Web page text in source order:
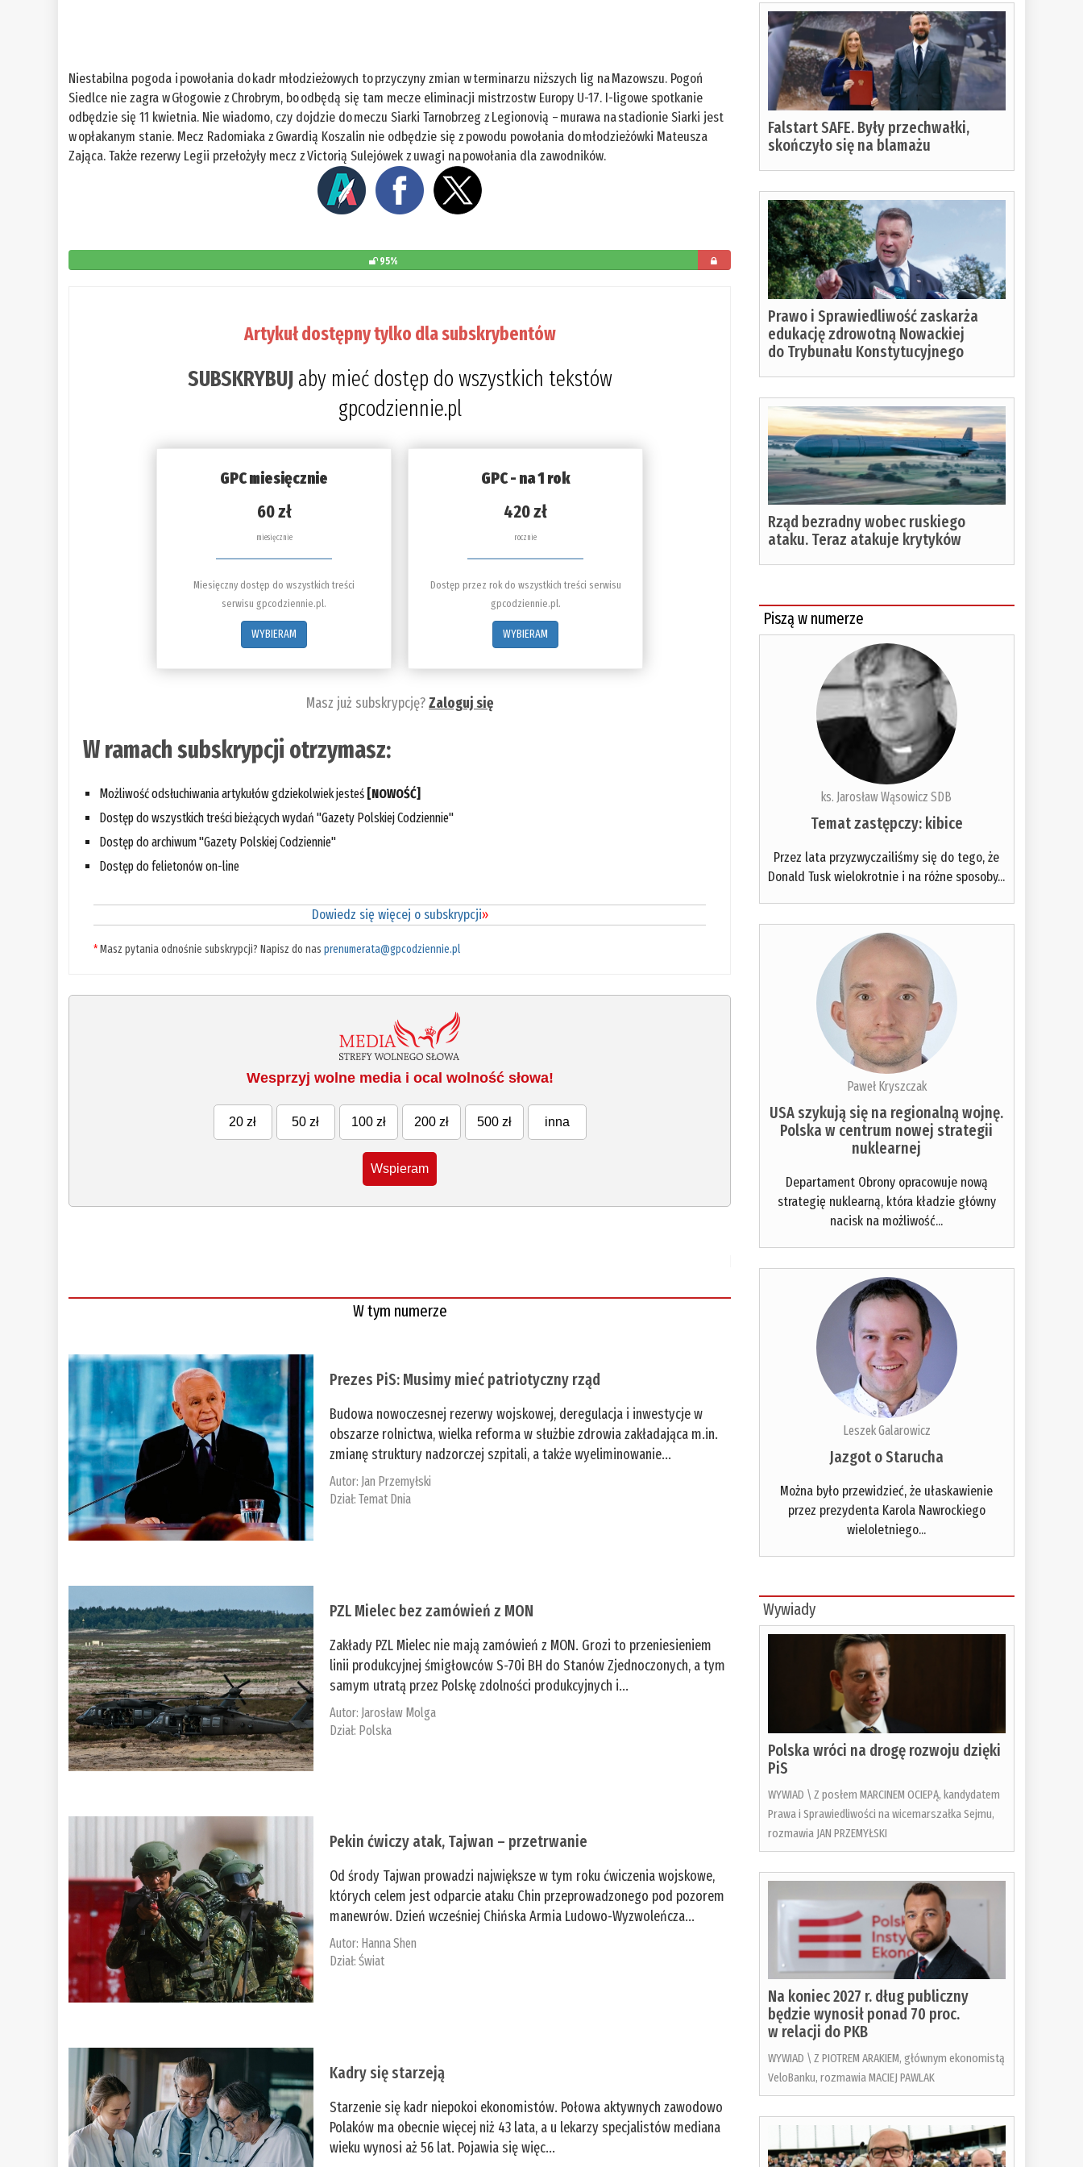
Niestabilna pogoda i powołania do kadr młodzieżowych to przyczyny zmian w terminarzu niższych lig na Mazowszu. Pogoń
Siedlce nie zagra w Głogowie z Chrobrym, bo odbędą się tam mecze eliminacji mistrzostw Europy U-17. I-ligowe spotkanie
odbędzie się 11 kwietnia. Nie wiadomo, czy dojdzie do meczu Siarki Tarnobrzeg z Legionovią – murawa na stadionie Siarki jest
w opłakanym stanie. Mecz Radomiaka z Gwardią Koszalin nie odbędzie się z powodu powołania do młodzieżówki Mateusza
Zająca. Także rezerwy Legii przełożyły mecz z Victorią Sulejówek z uwagi na powołania dla zawodników.
95%
Artykuł dostępny tylko dla subskrybentów
SUBSKRYBUJaby mieć dostęp do wszystkich tekstów
gpcodziennie.pl
GPC miesięcznie
60 zł
miesięcznie
Miesięczny dostęp do wszystkich treści
serwisu gpcodziennie.pl.
WYBIERAM
GPC - na 1 rok
420 zł
rocznie
Dostęp przez rok do wszystkich treści serwisu
gpcodziennie.pl.
WYBIERAM
Masz już subskrypcję?Zaloguj się
W ramach subskrypcji otrzymasz:
Możliwość odsłuchiwania artykułów gdziekolwiek jesteś [NOWOŚĆ]
Dostęp do wszystkich treści bieżących wydań "Gazety Polskiej Codziennie"
Dostęp do archiwum "Gazety Polskiej Codziennie"
Dostęp do felietonów on-line
Dowiedz się więcej o subskrypcji»
*Masz pytania odnośnie subskrypcji? Napisz do nasprenumerata@gpcodziennie.pl
Wesprzyj wolne media i ocal wolność słowa!
20 zł 50 zł 100 zł 200 zł 500 zł inna
Wspieram
W tym numerze
Prezes PiS: Musimy mieć patriotyczny rząd
Budowa nowoczesnej rezerwy wojskowej, deregulacja i inwestycje w
obszarze rolnictwa, wielka reforma w służbie zdrowia zakładająca m.in.
zmianę struktury nadzorczej szpitali, a także wyeliminowanie...
Autor: Jan Przemyłski
Dział:Temat Dnia
PZL Mielec bez zamówień z MON
Zakłady PZL Mielec nie mają zamówień z MON. Grozi to przeniesieniem
linii produkcyjnej śmigłowców S-70i BH do Stanów Zjednoczonych, a tym
samym utratą przez Polskę zdolności produkcyjnych i...
Autor: Jarosław Molga
Dział: Polska
Pekin ćwiczy atak, Tajwan – przetrwanie
Od środy Tajwan prowadzi największe w tym roku ćwiczenia wojskowe,
których celem jest odparcie ataku Chin przeprowadzonego pod pozorem
manewrów. Dzień wcześniej Chińska Armia Ludowo-Wyzwoleńcza...
Autor: ­Hanna Shen
Dział:Świat
Kadry się starzeją
Starzenie się kadr niepokoi ekonomistów. Połowa aktywnych zawodowo
Polaków ma obecnie więcej niż 43 lata, a u lekarzy specjalistów mediana
wieku wynosi aż 56 lat. Pojawia się więc...
Falstart SAFE. Były przechwałki,
skończyło się na blamażu
Prawo i Sprawiedliwość zaskarża
edukację zdrowotną Nowackiej
do Trybunału Konstytucyjnego
Rząd bezradny wobec ruskiego
ataku. Teraz atakuje krytyków
Piszą w numerze
ks. Jarosław Wąsowicz SDB
Temat zastępczy: kibice
Przez lata przyzwyczailiśmy się do tego, że
Donald Tusk wielokrotnie i na różne sposoby...
Paweł Kryszczak
USA szykują się na regionalną wojnę.
Polska w centrum nowej strategii
nuklearnej
Departament Obrony opracowuje nową
strategię nuklearną, która kładzie główny
nacisk na możliwość...
Leszek Galarowicz
Jazgot o Starucha
Można było przewidzieć, że ułaskawienie
przez prezydenta Karola Nawrockiego
wieloletniego...
Wywiady
Polska wróci na drogę rozwoju dzięki
PiS
WYWIAD \ Z posłem MARCINEM OCIEPĄ, kandydatem
Prawa i Sprawiedliwości na wicemarszałka Sejmu,
rozmawia JAN PRZEMYŁSKI
Na koniec 2027 r. dług publiczny
będzie wynosił ponad 70 proc.
w relacji do PKB
WYWIAD \ Z PIOTREM ARAKIEM, głównym ekonomistą
VeloBanku, rozmawia MACIEJ PAWLAK